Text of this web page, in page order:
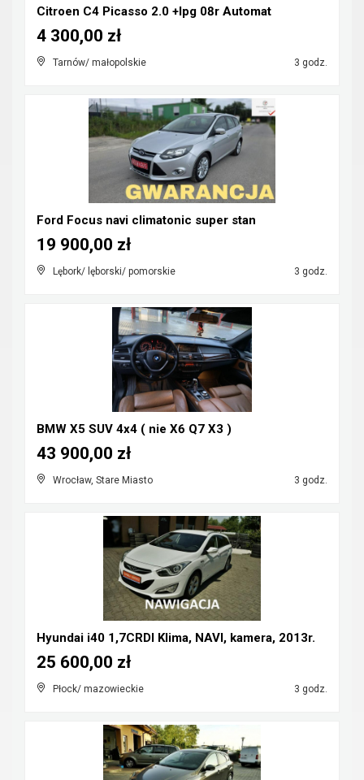
Citroen C4 Picasso 2.0 +lpg 08r Automat
Tarnów/ małopolskie 3 godz.
4 300,00 zł
Ford Focus navi climatonic super stan
Lębork/ lęborski/ pomorskie 3 godz.
19 900,00 zł
BMW X5 SUV 4x4 ( nie X6 Q7 X3 )
Wrocław, Stare Miasto 3 godz.
43 900,00 zł
Hyundai i40 1,7CRDI Klima, NAVI, kamera, 2013r.
Płock/ mazowieckie 3 godz.
25 600,00 zł